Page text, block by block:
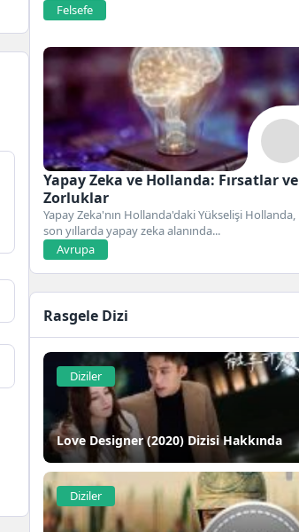
Felsefe
Yapay Zeka ve Hollanda: Fırsatlar ve
Zorluklar
Yapay Zeka'nın Hollanda'daki Yükselişi Hollanda,
son yıllarda yapay zeka alanında...
Avrupa
Rasgele Dizi
Diziler
Love Designer (2020) Dizisi Hakkında
Diziler